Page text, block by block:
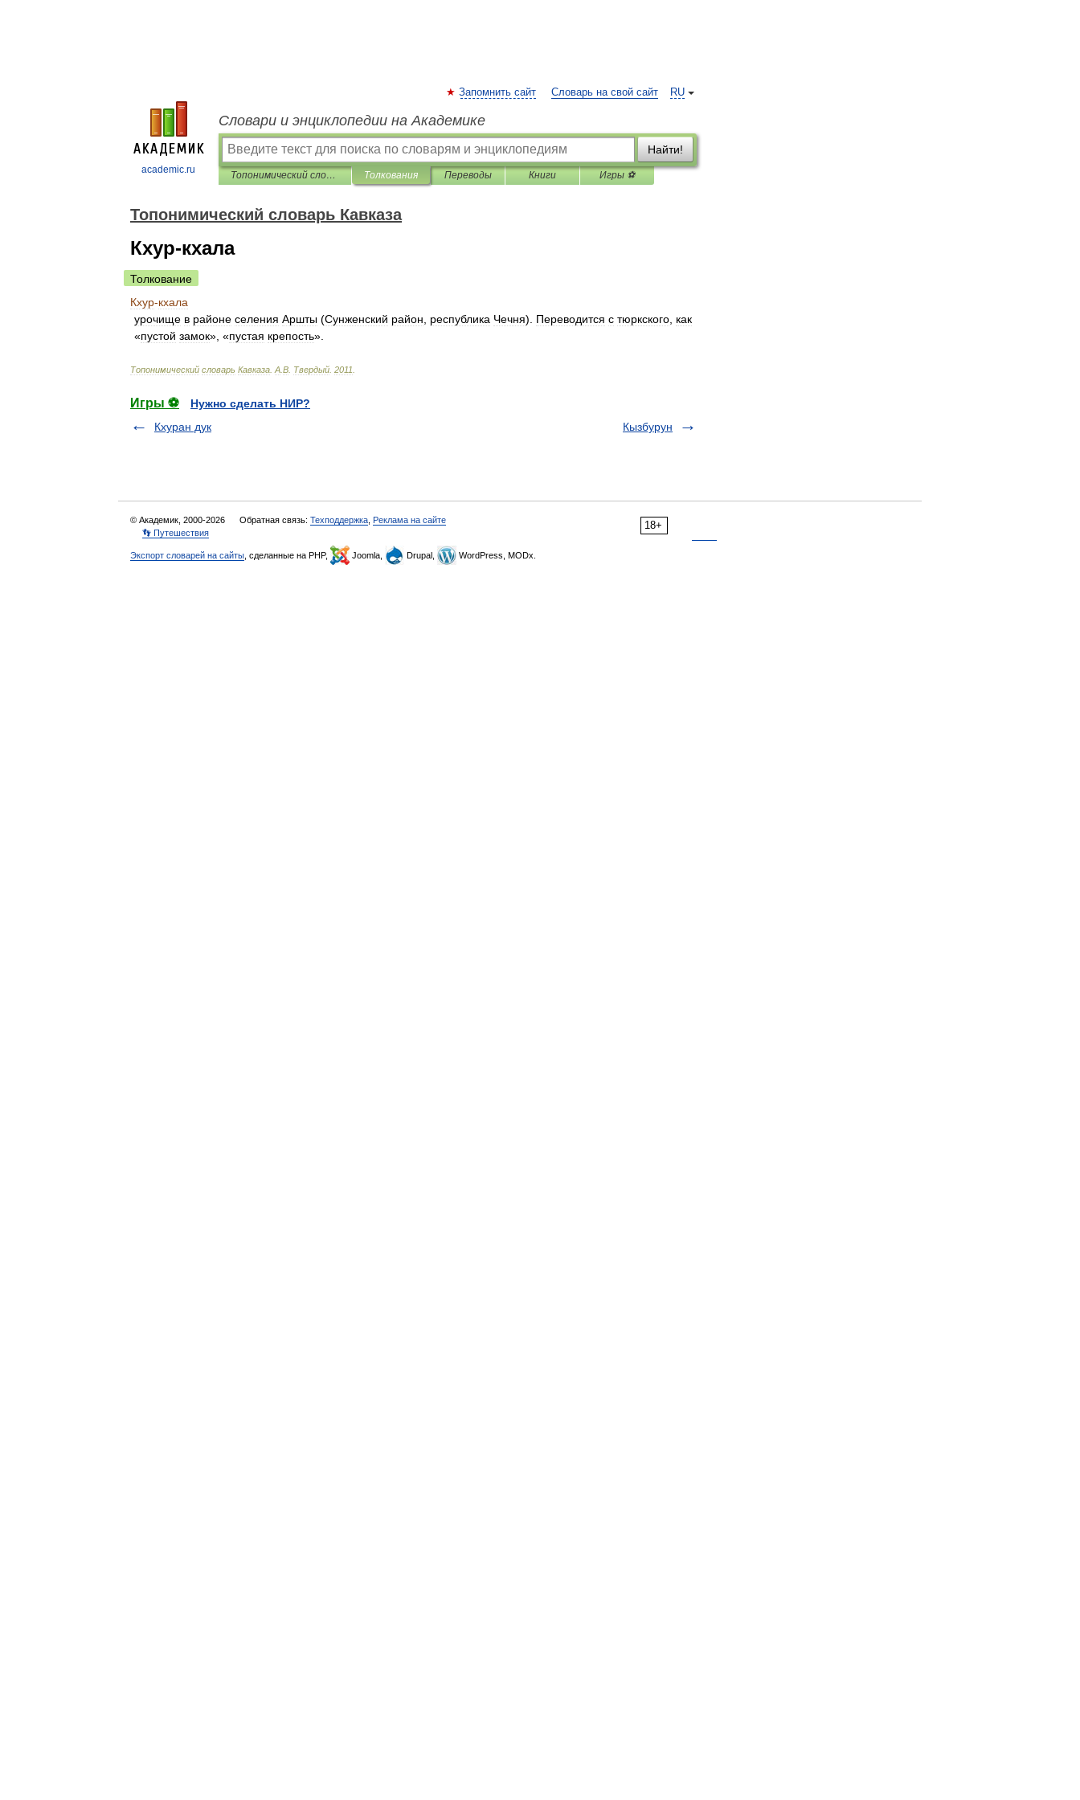
academic.ru
RU
Запомнить сайт Словарь на свой сайт
Словари и энциклопедии на Академике
Найти!
Топонимический словарь Кавказа Толкования Переводы Книги Игры ⚽
Топонимический словарь Кавказа
Кхур-кхала
Толкование
Кхур-кхала
урочище в районе селения Аршты (Сунженский район республика Чечня). Переводится с тюркского как
«пустой замок», «пустая крепость».
Топонимический словарь Кавказа А В Твердый 2011
Игры ⚽
Нужно сделать НИР?
Кхуран дук
Кызбурун
18+
© Академик, 2000-2026 Обратная связь: Техподдержка Реклама на сайте
👣 Путешествия
Экспорт словарей на сайты , сделанные на PHP, Joomla, Drupal, WordPress, MODx.